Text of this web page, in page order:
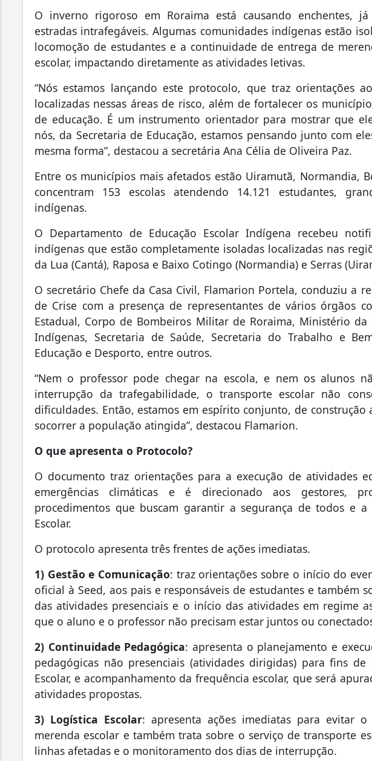
O inverno rigoroso em Roraima está causando enchentes,
estradas intrafegáveis. Algumas comunidades indígenas estão
locomoção de estudantes e a continuidade de entrega de
escolar, impactando diretamente as atividades letivas.
“Nós estamos lançando este protocolo, que traz orientações
localizadas nessas áreas de risco, além de fortalecer os
de educação. É um instrumento orientador para mostrar que
nós, da Secretaria de Educação, estamos pensando junto com
mesma forma”, destacou a secretária Ana Célia de Oliveira Paz.
Entre os municípios mais afetados estão Uiramutã, Normandia,
concentram 153 escolas atendendo 14.121 estudantes,
indígenas.
O Departamento de Educação Escolar Indígena recebeu
indígenas que estão completamente isoladas localizadas nas
da Lua (Cantá), Raposa e Baixo Cotingo (Normandia) e Serras
O secretário Chefe da Casa Civil, Flamarion Portela, conduziu a
de Crise com a presença de representantes de vários órgãos
Estadual, Corpo de Bombeiros Militar de Roraima, Ministério da
Indígenas, Secretaria de Saúde, Secretaria do Trabalho e
Educação e Desporto, entre outros.
“Nem o professor pode chegar na escola, e nem os alunos
interrupção da trafegabilidade, o transporte escolar não
dificuldades. Então, estamos em espírito conjunto, de construção
socorrer a população atingida”, destacou Flamarion.
O que apresenta o Protocolo?
O documento traz orientações para a execução de atividades
emergências climáticas e é direcionado aos gestores,
procedimentos que buscam garantir a segurança de todos e
Escolar.
O protocolo apresenta três frentes de ações imediatas.
1) Gestão e Comunicação: traz orientações sobre o início do
oficial à Seed, aos pais e responsáveis de estudantes e também
das atividades presenciais e o início das atividades em regime
que o aluno e o professor não precisam estar juntos ou
2) Continuidade Pedagógica: apresenta o planejamento e
pedagógicas não presenciais (atividades dirigidas) para fins
Escolar, e acompanhamento da frequência escolar, que será
atividades propostas.
3) Logística Escolar: apresenta ações imediatas para evitar
merenda escolar e também trata sobre o serviço de transporte
linhas afetadas e o monitoramento dos dias de interrupção.